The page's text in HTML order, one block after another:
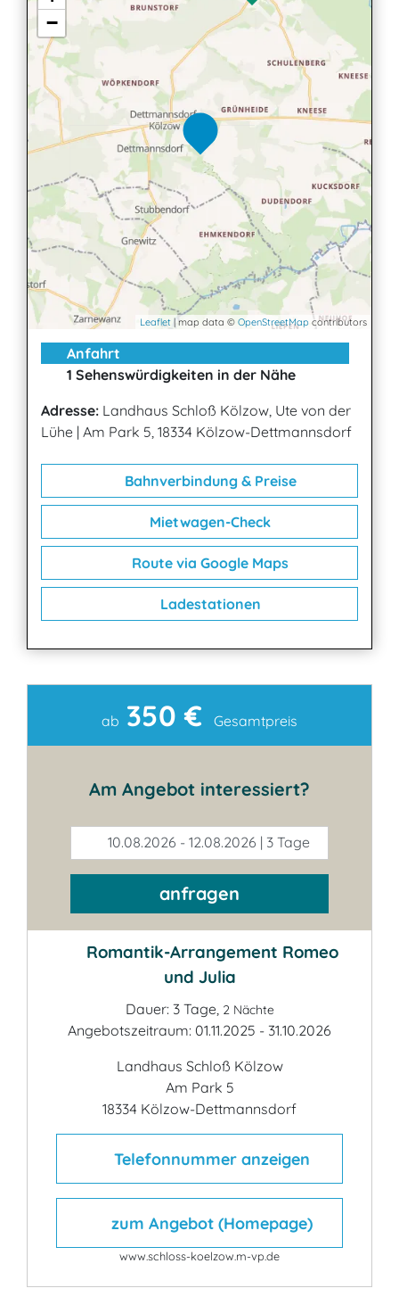
−
Leaflet | map data © OpenStreetMap contributors
Anfahrt
1 Sehenswürdigkeiten in der Nähe
Adresse: Landhaus Schloß Kölzow, Ute von der
Lühe | Am Park 5, 18334 Kölzow-Dettmannsdorf
Bahnverbindung & Preise
Mietwagen-Check
Route via Google Maps
Ladestationen
Kontakt
ab 350 € Gesamtpreis
Am Angebot interessiert?
10.08.2026 - 12.08.2026 | 3 Tage
anfragen
Romantik-Arrangement Romeo
und Julia
Dauer: 3 Tage, 2 Nächte
Angebotszeitraum: 01.11.2025 - 31.10.2026
Landhaus Schloß Kölzow
Am Park 5
18334 Kölzow-Dettmannsdorf
Telefonnummer anzeigen
zum Angebot (Homepage)
www.schloss-koelzow.m-vp.de